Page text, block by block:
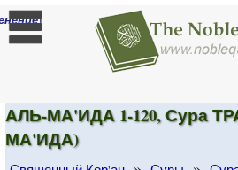
]
АЛЬ-МА'ИДА 1-120, Сура
МА'ИДА)